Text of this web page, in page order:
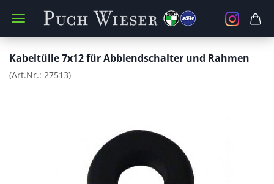
Kabeltülle 7x12 für Abblendschalter und Rahmen
(Art.Nr.: 27513)